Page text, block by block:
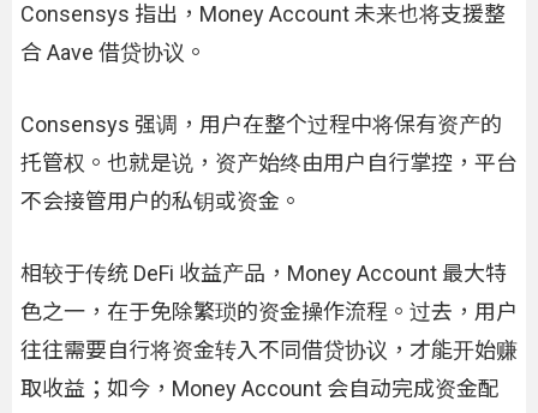
Consensys 指出，Money Account 未来也将支援整
合 Aave 借贷协议。
Consensys 强调，用户在整个过程中将保有资产的
托管权。也就是说，资产始终由用户自行掌控，平台
不会接管用户的私钥或资金。
相较于传统 DeFi 收益产品，Money Account 最大特
色之一，在于免除繁琐的资金操作流程。过去，用户
往往需要自行将资金转入不同借贷协议，才能开始赚
取收益；如今，Money Account 会自动完成资金配